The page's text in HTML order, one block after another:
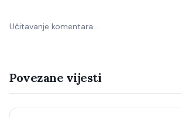
Učitavanje komentara…
Povezane vijesti